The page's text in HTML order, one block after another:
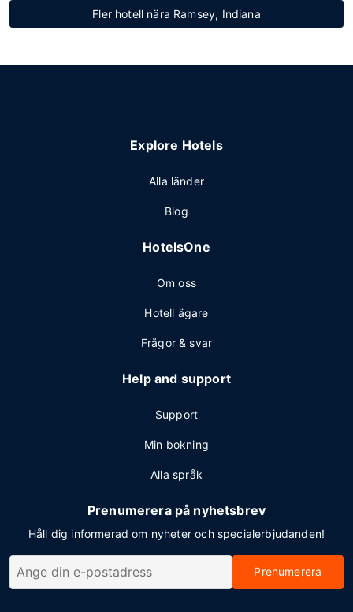
Fler hotell nära Ramsey, Indiana
Explore Hotels
Alla länder
Blog
HotelsOne
Om oss
Hotell ägare
Frågor & svar
Help and support
Support
Min bokning
Alla språk
Prenumerera på nyhetsbrev
Håll dig informerad om nyheter och specialerbjudanden!
Prenumerera